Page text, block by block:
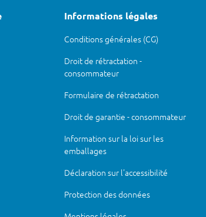
Informations légales
Conditions générales (CG)
Droit de rétractation -
consommateur
Formulaire de rétractation
Droit de garantie - consommateur
Information sur la loi sur les
emballages
Déclaration sur l'accessibilité
Protection des données